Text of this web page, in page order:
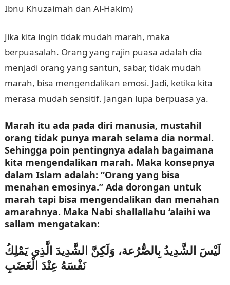
Ibnu Khuzaimah dan Al-Hakim)
Jika kita ingin tidak mudah marah, maka
berpuasalah. Orang yang rajin puasa adalah dia
menjadi orang yang santun, sabar, tidak mudah
marah, bisa mengendalikan emosi. Jadi, ketika kita
merasa mudah sensitif. Jangan lupa berpuasa ya.
Marah itu ada pada diri manusia, mustahil
orang tidak punya marah selama dia normal.
Sehingga poin pentingnya adalah bagaimana
kita mengendalikan marah. Maka konsepnya
dalam Islam adalah: “Orang yang bisa
menahan emosinya.” Ada dorongan untuk
marah tapi bisa mengendalikan dan menahan
amarahnya. Maka Nabi shallallahu ‘alaihi wa
sallam mengatakan:
لَيْسَ الشَّدِيدُ بِالصُّرُعة، وَلَكِنَّ الشَّدِيدَ الَّذِي يَمْلِكُ
نَفْسَهُ عِنْدَ الْغَضَبِ